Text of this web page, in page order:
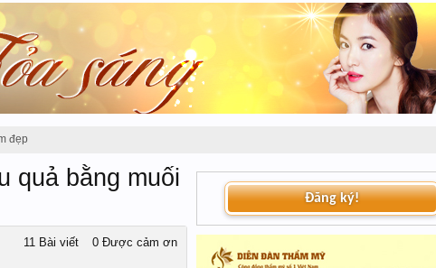
đẹp
quả bằng muối
11 Bài viết 0 Được cảm ơn
Đăng ký!